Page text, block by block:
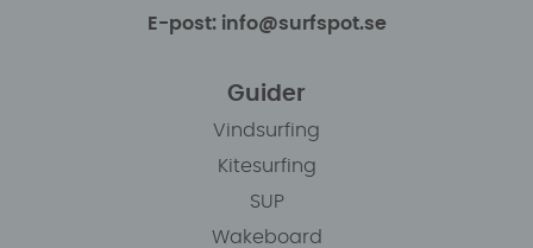
E-post: info@surfspot.se
Guider
Vindsurfing
Kitesurfing
SUP
Wakeboard